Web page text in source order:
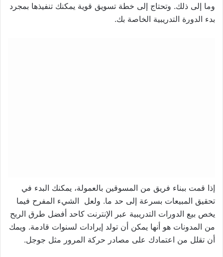
وما إلى ذلك. وتحتاج إلى خطة تسويق قوية يمكنك تنفيذها بمجرد
بدء الدورة التدريبية الخاصة بك.
إذا قمت ببناء فريق من المسوقين بالعمولة، يمكنك البدء في
تحقيق المبيعات بسرعة إلى حد ما. ولعل الشيء المفرح فيما
يخص بيع الدورات التدريبية عبر الإنترنت كاحد أفضل طرق الربح
من المدونات هو أنها يمكن أن تولد إيرادات لسنوات قادمة. ويمك
أن تقلل من اعتمادك على مصادر حركة المرور مثل جوجل.